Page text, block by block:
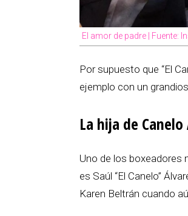
El amor de padre | Fuente:
Por supuesto que “El
ejemplo con un
La hija de
Uno de los boxeadores
es Saúl “El Canelo”
Karen Beltrán cuando